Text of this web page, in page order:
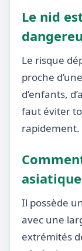
Le nid
Le risque
proche
d’enfants,
faut éviter
rapidement.
Il possède
avec une
extrémités